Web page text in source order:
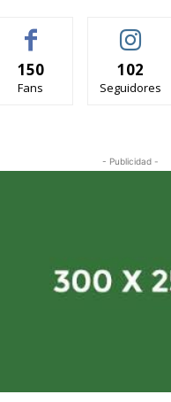
150
Fans
102
Seguidores
- Publicidad -